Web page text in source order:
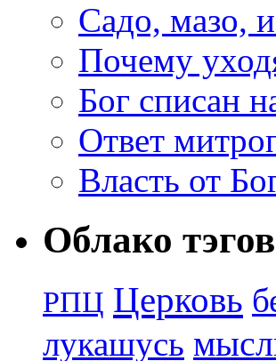
Садо, мазо,
Почему
Бог списан
Ответ
Власть от
Облако тэгов
РПЦ Церковь
лукашусь